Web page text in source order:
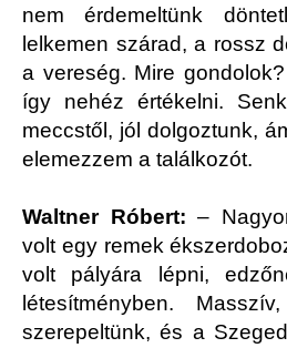
nem érdemeltünk
lelkemen szárad, a rossz
a vereség. Mire
így nehéz értékelni.
meccstől, jól dolgoztunk,
elemezzem a találkozót.
Waltner Róbert: –
volt egy remek
volt pályára lépni,
létesítményben.
szerepeltünk, és a